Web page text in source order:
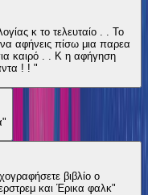
. . Το
καιρό . . Κ η αφήγηση
! ! "
βιβλίο ο
και Έρικα φαλκ"